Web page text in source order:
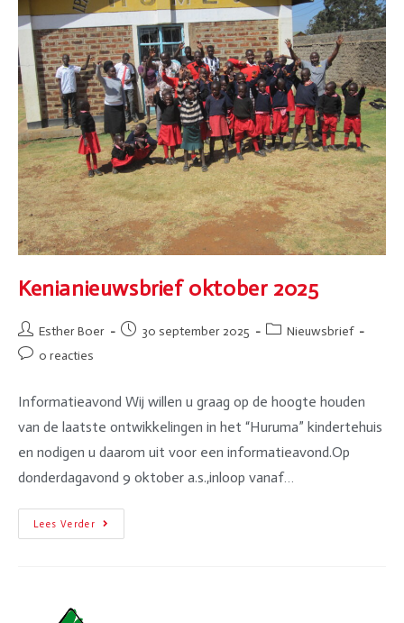
Kenianieuwsbrief oktober 2025
Esther Boer 30 september 2025
Nieuwsbrief
0 reacties
Informatieavond Wij willen u graag op de hoogte houden
van de laatste ontwikkelingen in het “Huruma” kindertehuis
en nodigen u daarom uit voor een informatieavond.Op
donderdagavond 9 oktober a.s.,inloop vanaf…
Lees Verder